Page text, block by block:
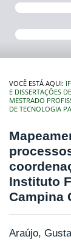
VOCÊ ESTÁ AQUI:
E DISSERTAÇÕES
MESTRADO
DE TECNOLOGIA
Instituto
Campina
Araújo,